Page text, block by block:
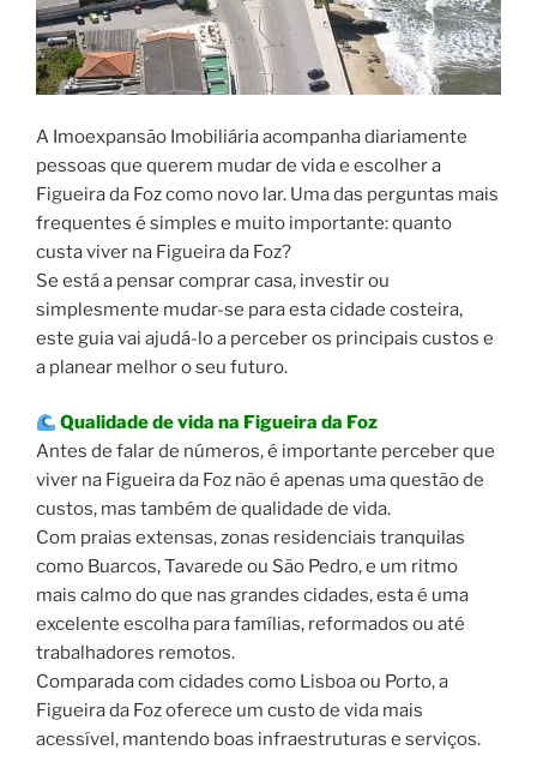
A Imoexpansão Imobiliária acompanha diariamente
pessoas que querem mudar de vida e escolher a
Figueira da Foz como novo lar. Uma das perguntas mais
frequentes é simples e muito importante: quanto
custa viver na Figueira da Foz?
Se está a pensar comprar casa, investir ou
simplesmente mudar-se para esta cidade costeira,
este guia vai ajudá-lo a perceber os principais custos e
a planear melhor o seu futuro.
Qualidade de vida na Figueira da Foz
Antes de falar de números, é importante perceber que
viver na Figueira da Foz não é apenas uma questão de
custos, mas também de qualidade de vida.
Com praias extensas, zonas residenciais tranquilas
como Buarcos, Tavarede ou São Pedro, e um ritmo
mais calmo do que nas grandes cidades, esta é uma
excelente escolha para famílias, reformados ou até
trabalhadores remotos.
Comparada com cidades como Lisboa ou Porto, a
Figueira da Foz oferece um custo de vida mais
acessível, mantendo boas infraestruturas e serviços.